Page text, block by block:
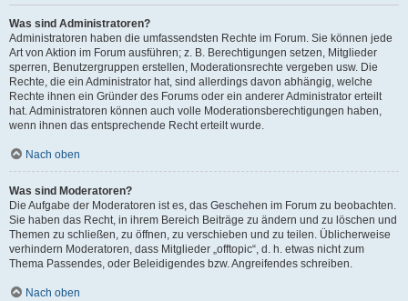
Was sind Administratoren?
Administratoren haben die umfassendsten Rechte im Forum. Sie können jede
Art von Aktion im Forum ausführen; z. B. Berechtigungen setzen, Mitglieder
sperren, Benutzergruppen erstellen, Moderationsrechte vergeben usw. Die
Rechte, die ein Administrator hat, sind allerdings davon abhängig, welche
Rechte ihnen ein Gründer des Forums oder ein anderer Administrator erteilt
hat. Administratoren können auch volle Moderationsberechtigungen haben,
wenn ihnen das entsprechende Recht erteilt wurde.
Nach oben
Was sind Moderatoren?
Die Aufgabe der Moderatoren ist es, das Geschehen im Forum zu beobachten.
Sie haben das Recht, in ihrem Bereich Beiträge zu ändern und zu löschen und
Themen zu schließen, zu öffnen, zu verschieben und zu teilen. Üblicherweise
verhindern Moderatoren, dass Mitglieder „offtopic“, d. h. etwas nicht zum
Thema Passendes, oder Beleidigendes bzw. Angreifendes schreiben.
Nach oben